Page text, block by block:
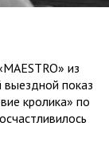
из
показ
кролика» по